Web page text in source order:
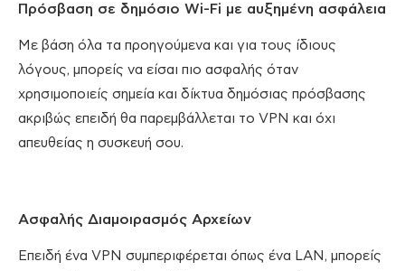
Πρόσβαση σε δημόσιο Wi-Fi με αυξημένη ασφάλεια
Με βάση όλα τα προηγούμενα και για τους ίδιους
λόγους, μπορείς να είσαι πιο ασφαλής όταν
χρησιμοποιείς σημεία και δίκτυα δημόσιας πρόσβασης
ακριβώς επειδή θα παρεμβάλλεται το VPN και όχι
απευθείας η συσκευή σου.
Ασφαλής Διαμοιρασμός Αρχείων
Επειδή ένα VPN συμπεριφέρεται όπως ένα LAN, μπορείς